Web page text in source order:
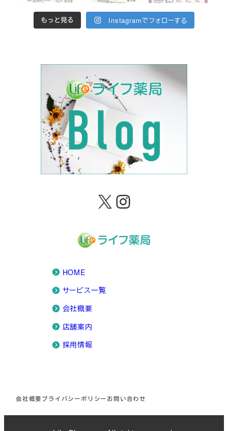
もっと見る Instagramでフォローする
X Instagram
HOME
サービス一覧
会社概要
店舗案内
採用情報
会社概要 プライバシーポリシー お問い合わせ